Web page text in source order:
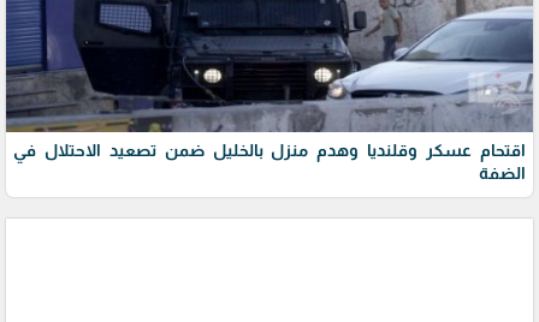
اقتحام عسكر وقلنديا وهدم منزل بالخليل ضمن تصعيد الاحتلال في
الضفة